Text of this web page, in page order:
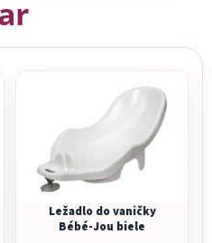
Ležadlo do vaničky
Bébé-Jou biele